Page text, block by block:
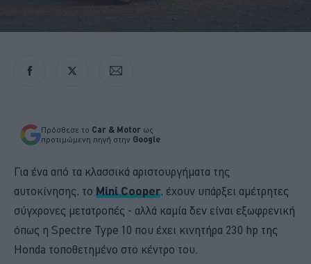
Πρόσθεσε το Car & Motor ως
προτιμώμενη πηγή στην Google
Για ένα από τα κλασσικά αριστουργήματα της
αυτοκίνησης, το Mini Cooper, έχουν υπάρξει αμέτρητες
σύγχρονες μετατροπές - αλλά καμία δεν είναι εξωφρενική
όπως η Spectre Type 10 που έχει κινητήρα 230 hp της
Honda τοποθετημένο στο κέντρο του.